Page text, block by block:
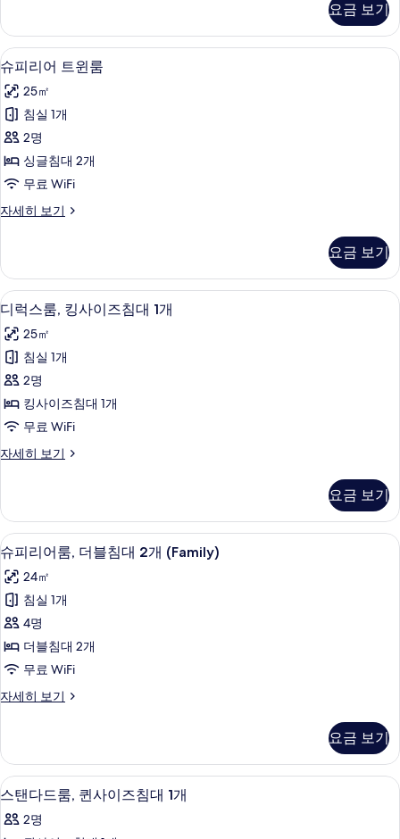
침
대
1
개
사
진
모
두
보
룸,
퀸
사
이
즈
침
대
개
자
세
히
요금 보기
슈
피
리
어
트
윈
사
모
두
보
기
객실 내 금고, 책상, 암막 커튼, 방음 설비
11
슈피리어 트윈룸
25㎡
침실 1개
2명
싱글침대 2개
무료 WiFi
자세히 보기
슈
트
윈
룸
자
세
히
보
기
요금 보기
디
럭
스
룸,
킹
사
즈
대
개
사
진
모
두
보
기
디럭스룸, 킹사이즈침대 1개 | 객실 내
8
디럭스룸, 킹사이즈침대 1개
25㎡
침실 1개
2명
킹사이즈침대 1개
무료 WiFi
자세히 보기
디
킹
사
이
즈
침
대
개
자
세
히
보
요금 보기
슈
피
리
어
룸,
더
침
2
개
(Family)
사
슈피리어룸, 더블침대 2개 (Family) |
8
슈피리어룸, 더블침대 2개 (Family)
24㎡
침실 1개
4명
더블침대 2개
무료 WiFi
자세히 보기
슈
룸,
더
블
대
요금 보기
스
탠
다
스탠다드룸, 퀸사이즈침대 1개 | 객실
10
스탠다드룸, 퀸사이즈침대 1개
2명